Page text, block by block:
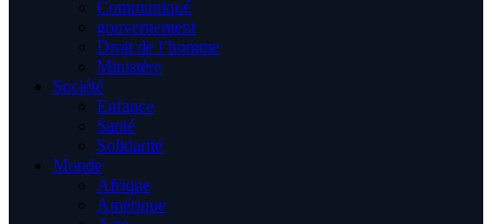
Communiqué
gouvernement
Droit de l’homme
Ministère
Société
Enfance
Santé
Solidarité
Monde
Afrique
Amérique